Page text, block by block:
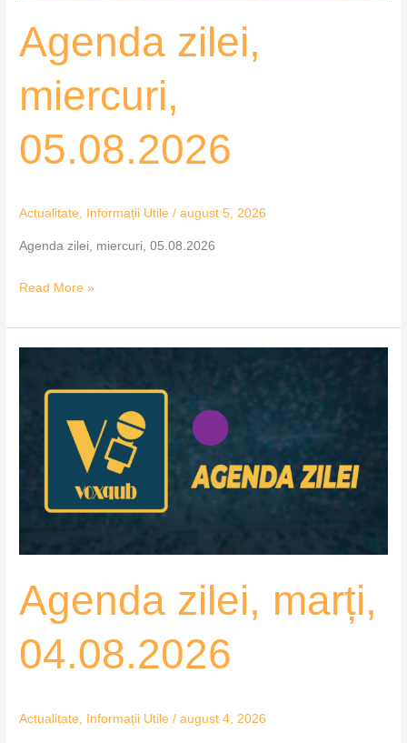
Agenda zilei,
miercuri,
05.08.2026
Actualitate, Informații Utile /august 5, 2026
Agenda zilei, miercuri, 05.08.2026
Read More »
Agenda zilei, marți,
04.08.2026
Actualitate Informații Utile /august 4, 2026
04.08.2026